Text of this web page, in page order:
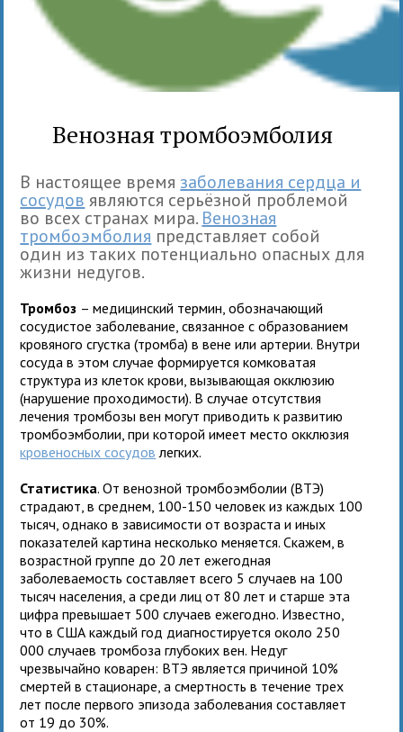
Венозная тромбоэмболия
В настоящее время заболевания сердца и
сосудов являются серьёзной проблемой
во всех странах мира. Венозная
тромбоэмболия представляет собой
один из таких потенциально опасных для
жизни недугов.
Тромбоз – медицинский термин, обозначающий
сосудистое заболевание, связанное с образованием
кровяного сгустка (тромба) в вене или артерии. Внутри
сосуда в этом случае формируется комковатая
структура из клеток крови, вызывающая окклюзию
(нарушение проходимости). В случае отсутствия
лечения тромбозы вен могут приводить к развитию
тромбоэмболии, при которой имеет место окклюзия
кровеносных сосудов легких.
Статистика. От венозной тромбоэмболии (ВТЭ)
страдают, в среднем, 100-150 человек из каждых 100
тысяч, однако в зависимости от возраста и иных
показателей картина несколько меняется. Скажем, в
возрастной группе до 20 лет ежегодная
заболеваемость составляет всего 5 случаев на 100
тысяч населения, а среди лиц от 80 лет и старше эта
цифра превышает 500 случаев ежегодно. Известно,
что в США каждый год диагностируется около 250
000 случаев тромбоза глубоких вен. Недуг
чрезвычайно коварен: ВТЭ является причиной 10%
смертей в стационаре, а смертность в течение трех
лет после первого эпизода заболевания составляет
от 19 до 30%.